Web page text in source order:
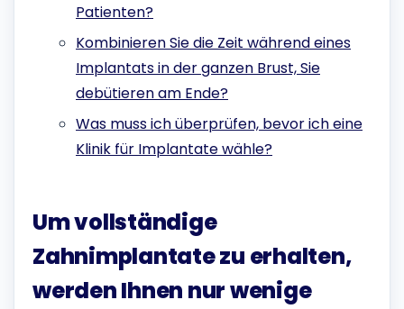
Patienten?
Kombinieren Sie die Zeit während eines
Implantats in der ganzen Brust, Sie
debütieren am Ende?
Was muss ich überprüfen, bevor ich eine
Klinik für Implantate wähle?
Um vollständige
Zahnimplantate zu erhalten,
werden Ihnen nur wenige